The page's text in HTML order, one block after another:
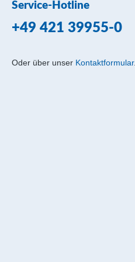
Service-Hotline
+49 421 39955-0
Oder über unser Kontaktformular.